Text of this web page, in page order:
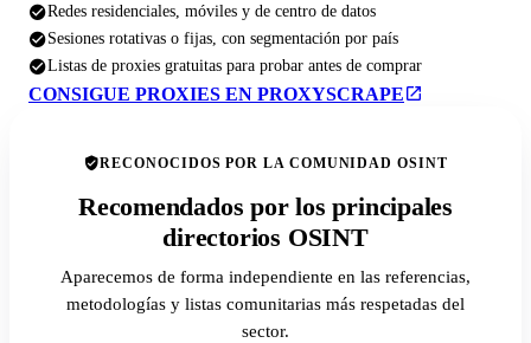
Redes residenciales, móviles y de centro de datos
Sesiones rotativas o fijas, con segmentación por país
Listas de proxies gratuitas para probar antes de comprar
CONSIGUE PROXIES EN PROXYSCRAPE
RECONOCIDOS POR LA COMUNIDAD OSINT
Recomendados por los principales
directorios OSINT
Aparecemos de forma independiente en las referencias,
metodologías y listas comunitarias más respetadas del
sector.